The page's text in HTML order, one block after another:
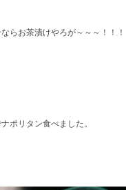
らお茶漬けやろが～～～！！！
ポリタン食べました。